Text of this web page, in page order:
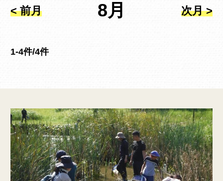
< 前月 8月 次月 >
1-4件/4件